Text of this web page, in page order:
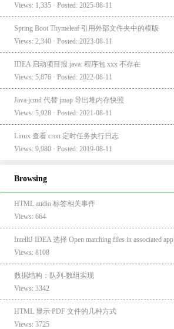
Views: 1,335 · Posted: 2025-08-11
Spring Boot Thymeleaf 引用外部文件夹中的模版
Views: 2,340 · Posted: 2023-08-11
IDEA 启动项目报 java: 程序包 xxx 不存在
Views: 5,876 · Posted: 2022-08-11
Java jcmd 代替 jmap 导出堆内存快照
Views: 5,928 · Posted: 2021-08-11
Linux 查看 cron 定时任务执行日志
Views: 9,980 · Posted: 2019-08-11
Browsing
HTML audio 标签相关事件
Views: 664
IntelliJ IDEA 选择 Open matching files in associated
Views: 8108
数据结构：队列-数组实现
Views: 3342
HTML 显示 PDF 文件的几种方式
Views: 3725